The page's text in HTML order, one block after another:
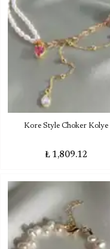
Kore Style Choker Kolye
₺ 1,809.12